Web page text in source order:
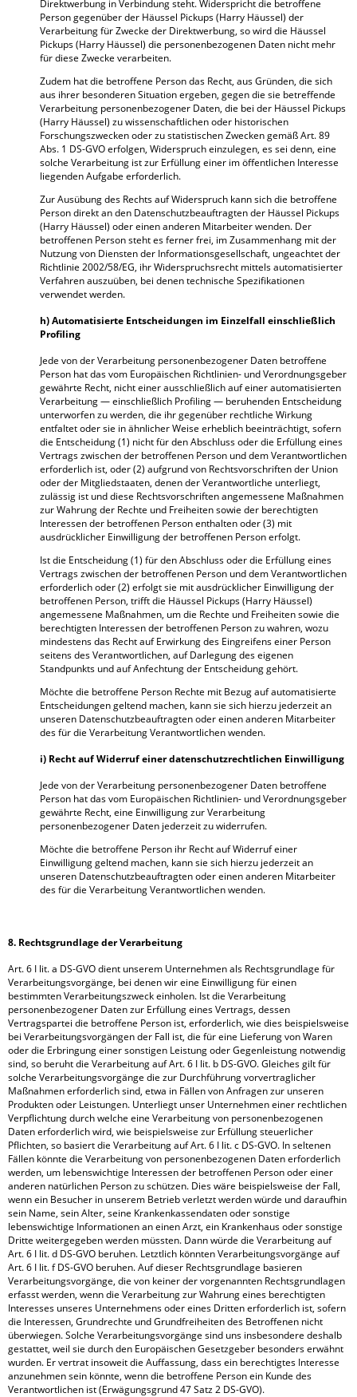
Direktwerbung in Verbindung steht. Widerspricht die betroffene
Person gegenüber der Häussel Pickups (Harry Häussel) der
Verarbeitung für Zwecke der Direktwerbung, so wird die Häussel
Pickups (Harry Häussel) die personenbezogenen Daten nicht mehr
für diese Zwecke verarbeiten.
Zudem hat die betroffene Person das Recht, aus Gründen, die sich
aus ihrer besonderen Situation ergeben, gegen die sie betreffende
Verarbeitung personenbezogener Daten, die bei der Häussel Pickups
(Harry Häussel) zu wissenschaftlichen oder historischen
Forschungszwecken oder zu statistischen Zwecken gemäß Art. 89
Abs. 1 DS-GVO erfolgen, Widerspruch einzulegen, es sei denn, eine
solche Verarbeitung ist zur Erfüllung einer im öffentlichen Interesse
liegenden Aufgabe erforderlich.
Zur Ausübung des Rechts auf Widerspruch kann sich die betroffene
Person direkt an den Datenschutzbeauftragten der Häussel Pickups
(Harry Häussel) oder einen anderen Mitarbeiter wenden. Der
betroffenen Person steht es ferner frei, im Zusammenhang mit der
Nutzung von Diensten der Informationsgesellschaft, ungeachtet der
Richtlinie 2002/58/EG, ihr Widerspruchsrecht mittels automatisierter
Verfahren auszuüben, bei denen technische Spezifikationen
verwendet werden.
h) Automatisierte Entscheidungen im Einzelfall einschließlich
Profiling
Jede von der Verarbeitung personenbezogener Daten betroffene
Person hat das vom Europäischen Richtlinien- und Verordnungsgeber
gewährte Recht, nicht einer ausschließlich auf einer automatisierten
Verarbeitung — einschließlich Profiling — beruhenden Entscheidung
unterworfen zu werden, die ihr gegenüber rechtliche Wirkung
entfaltet oder sie in ähnlicher Weise erheblich beeinträchtigt, sofern
die Entscheidung (1) nicht für den Abschluss oder die Erfüllung eines
Vertrags zwischen der betroffenen Person und dem Verantwortlichen
erforderlich ist, oder (2) aufgrund von Rechtsvorschriften der Union
oder der Mitgliedstaaten, denen der Verantwortliche unterliegt,
zulässig ist und diese Rechtsvorschriften angemessene Maßnahmen
zur Wahrung der Rechte und Freiheiten sowie der berechtigten
Interessen der betroffenen Person enthalten oder (3) mit
ausdrücklicher Einwilligung der betroffenen Person erfolgt.
Ist die Entscheidung (1) für den Abschluss oder die Erfüllung eines
Vertrags zwischen der betroffenen Person und dem Verantwortlichen
erforderlich oder (2) erfolgt sie mit ausdrücklicher Einwilligung der
betroffenen Person, trifft die Häussel Pickups (Harry Häussel)
angemessene Maßnahmen, um die Rechte und Freiheiten sowie die
berechtigten Interessen der betroffenen Person zu wahren, wozu
mindestens das Recht auf Erwirkung des Eingreifens einer Person
seitens des Verantwortlichen, auf Darlegung des eigenen
Standpunkts und auf Anfechtung der Entscheidung gehört.
Möchte die betroffene Person Rechte mit Bezug auf automatisierte
Entscheidungen geltend machen, kann sie sich hierzu jederzeit an
unseren Datenschutzbeauftragten oder einen anderen Mitarbeiter
des für die Verarbeitung Verantwortlichen wenden.
i) Recht auf Widerruf einer datenschutzrechtlichen Einwilligung
Jede von der Verarbeitung personenbezogener Daten betroffene
Person hat das vom Europäischen Richtlinien- und Verordnungsgeber
gewährte Recht, eine Einwilligung zur Verarbeitung
personenbezogener Daten jederzeit zu widerrufen.
Möchte die betroffene Person ihr Recht auf Widerruf einer
Einwilligung geltend machen, kann sie sich hierzu jederzeit an
unseren Datenschutzbeauftragten oder einen anderen Mitarbeiter
des für die Verarbeitung Verantwortlichen wenden.
8. Rechtsgrundlage der Verarbeitung
Art. 6 I lit. a DS-GVO dient unserem Unternehmen als Rechtsgrundlage für
Verarbeitungsvorgänge, bei denen wir eine Einwilligung für einen
bestimmten Verarbeitungszweck einholen. Ist die Verarbeitung
personenbezogener Daten zur Erfüllung eines Vertrags, dessen
Vertragspartei die betroffene Person ist, erforderlich, wie dies beispielsweise
bei Verarbeitungsvorgängen der Fall ist, die für eine Lieferung von Waren
oder die Erbringung einer sonstigen Leistung oder Gegenleistung notwendig
sind, so beruht die Verarbeitung auf Art. 6 I lit. b DS-GVO. Gleiches gilt für
solche Verarbeitungsvorgänge die zur Durchführung vorvertraglicher
Maßnahmen erforderlich sind, etwa in Fällen von Anfragen zur unseren
Produkten oder Leistungen. Unterliegt unser Unternehmen einer rechtlichen
Verpflichtung durch welche eine Verarbeitung von personenbezogenen
Daten erforderlich wird, wie beispielsweise zur Erfüllung steuerlicher
Pflichten, so basiert die Verarbeitung auf Art. 6 I lit. c DS-GVO. In seltenen
Fällen könnte die Verarbeitung von personenbezogenen Daten erforderlich
werden, um lebenswichtige Interessen der betroffenen Person oder einer
anderen natürlichen Person zu schützen. Dies wäre beispielsweise der Fall,
wenn ein Besucher in unserem Betrieb verletzt werden würde und daraufhin
sein Name, sein Alter, seine Krankenkassendaten oder sonstige
lebenswichtige Informationen an einen Arzt, ein Krankenhaus oder sonstige
Dritte weitergegeben werden müssten. Dann würde die Verarbeitung auf
Art. 6 I lit. d DS-GVO beruhen. Letztlich könnten Verarbeitungsvorgänge auf
Art. 6 I lit. f DS-GVO beruhen. Auf dieser Rechtsgrundlage basieren
Verarbeitungsvorgänge, die von keiner der vorgenannten Rechtsgrundlagen
erfasst werden, wenn die Verarbeitung zur Wahrung eines berechtigten
Interesses unseres Unternehmens oder eines Dritten erforderlich ist, sofern
die Interessen, Grundrechte und Grundfreiheiten des Betroffenen nicht
überwiegen. Solche Verarbeitungsvorgänge sind uns insbesondere deshalb
gestattet, weil sie durch den Europäischen Gesetzgeber besonders erwähnt
wurden. Er vertrat insoweit die Auffassung, dass ein berechtigtes Interesse
anzunehmen sein könnte, wenn die betroffene Person ein Kunde des
Verantwortlichen ist (Erwägungsgrund 47 Satz 2 DS-GVO).